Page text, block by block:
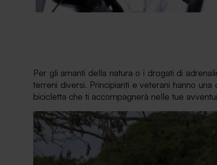
Per gli amanti della natura o i drogati di
terreni diversi. Principianti e veterani hanno
bicicletta che ti accompagnerà nelle tue